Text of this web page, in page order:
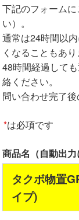
下記のフォーム
い）。
通常は24時間以
くなることもあり
48時間経過して
絡ください。
問い合わせ完了後
*は必項です
商品名（自動出力
タクボ物置
イプ)